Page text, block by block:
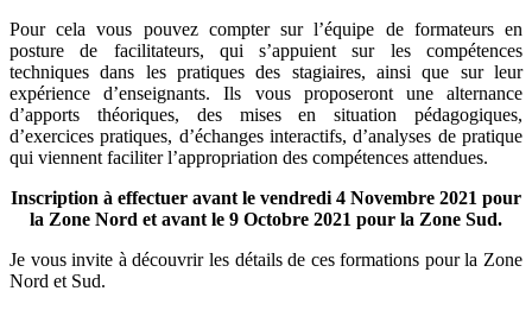
Pour cela vous pouvez compter sur l’équipe de formateurs en
posture de facilitateurs, qui s’appuient sur les compétences
techniques dans les pratiques des stagiaires, ainsi que sur leur
expérience d’enseignants. Ils vous proposeront une alternance
d’apports théoriques, des mises en situation pédagogiques,
d’exercices pratiques, d’échanges interactifs, d’analyses de pratique
qui viennent faciliter l’appropriation des compétences attendues.
Inscription à effectuer avant le vendredi 4 Novembre 2021 pour
la Zone Nord et avant le 9 Octobre 2021 pour la Zone Sud.
Je vous invite à découvrir les détails de ces formations pour la Zone
Nord et Sud.